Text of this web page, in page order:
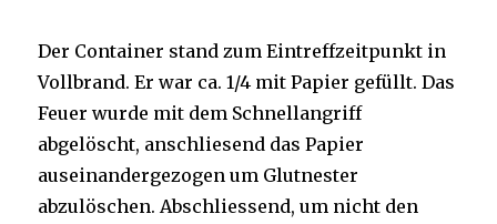
Der Container stand zum Eintreffzeitpunkt in
Vollbrand. Er war ca. 1/4 mit Papier gefüllt. Das
Feuer wurde mit dem Schnellangriff
abgelöscht, anschliesend das Papier
auseinandergezogen um Glutnester
abzulöschen. Abschliessend, um nicht den